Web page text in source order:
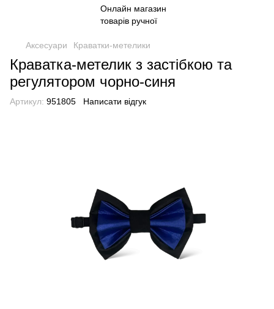
Аксесуари Краватки-метелики
Краватка-метелик з застібкою та
регулятором чорно-синя
Артикул: 951805 Написати відгук